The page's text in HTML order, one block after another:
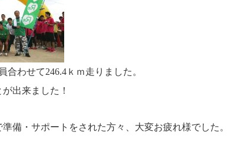
合わせて246.4ｋｍ走りました。
出来ました！
備・サポートをされた方々、大変お疲れ様でした。